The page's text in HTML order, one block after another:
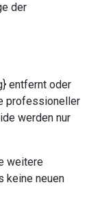
der
entfernt oder
professioneller
werden nur
weitere
keine neuen